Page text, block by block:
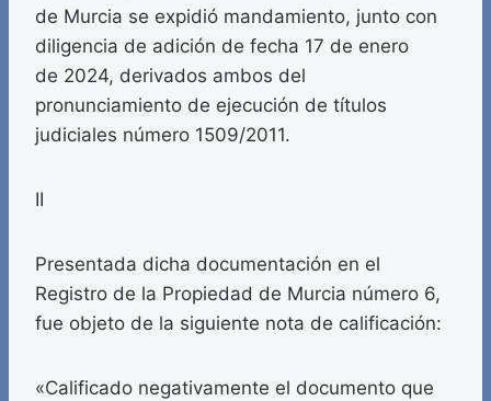
de Murcia se expidió mandamiento, junto con
diligencia de adición de fecha 17 de enero
de 2024, derivados ambos del
pronunciamiento de ejecución de títulos
judiciales número 1509/2011.
II
Presentada dicha documentación en el
Registro de la Propiedad de Murcia número 6,
fue objeto de la siguiente nota de calificación:
«Calificado negativamente el documento que